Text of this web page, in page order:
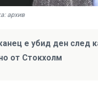
архив
е убид ден след
от Стокхолм